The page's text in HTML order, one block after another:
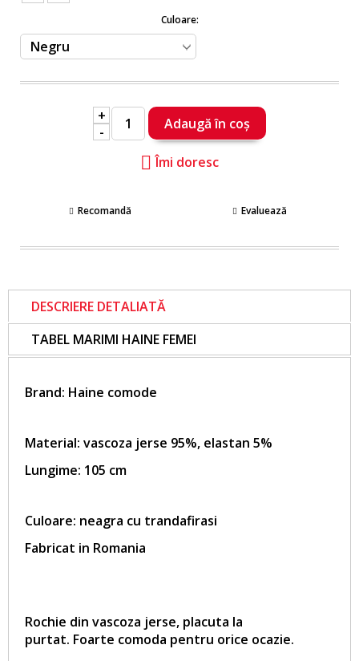
Culoare:
+
-
Îmi doresc
Recomandă Evaluează
DESCRIERE DETALIATĂ
TABEL MARIMI HAINE FEMEI
Brand: Haine comode
Material: vascoza jerse 95%, elastan 5%
Lungime: 105 cm
Culoare: neagra cu trandafirasi
Fabricat in Romania
Rochie din vascoza jerse, placuta la
purtat. Foarte comoda pentru orice ocazie.